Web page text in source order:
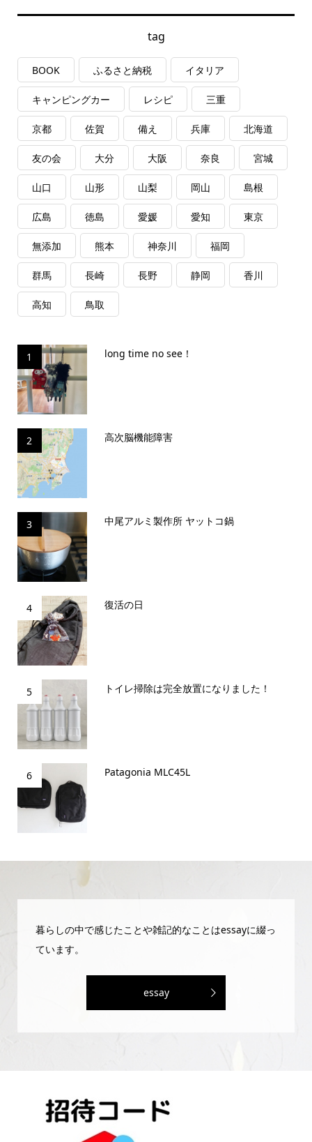
tag
BOOK ふるさと納税 イタリア
キャンピングカー レシピ 三重
京都 佐賀 備え 兵庫 北海道
友の会 大分 大阪 奈良 宮城
山口 山形 山梨 岡山 島根
広島 徳島 愛媛 愛知 東京
無添加 熊本 神奈川 福岡
群馬 長崎 長野 静岡 香川
高知 鳥取
1 long time no see！
2 高次脳機能障害
3 中尾アルミ製作所 ヤットコ鍋
4 復活の日
5 トイレ掃除は完全放置になりました！
6 Patagonia MLC45L
暮らしの中で感じたことや雑記的なことはessayに綴っ
ています。
essay